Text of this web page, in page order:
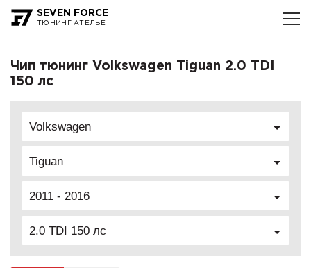
SEVEN FORCE
ТЮНИНГ АТЕЛЬЕ
Чип тюнинг Volkswagen Tiguan 2.0 TDI
150 лс
Volkswagen
Tiguan
2011 - 2016
2.0 TDI 150 лс